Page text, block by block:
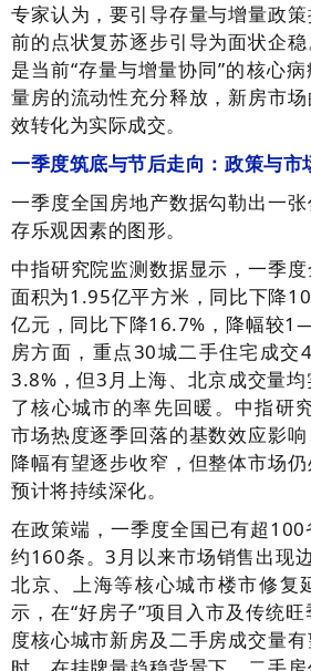
专家认为，要引导存量与增量政
前的点状复苏逐步引导为面状企
是当前“存量与增量协同”的核心
量房的流动性充分释放，新房市
效转化为实际成交。
一季度筑底与节后走向：政策与市
一季度全国房地产数据勾勒出一
存乐观因素的图形。
中指研究院监测数据显示，一季
面积为1.95亿平方米，同比下降
亿元，同比下降16.7%，降幅较
房方面，重点30城二手住宅成交
3.8%，但3月上海、北京成交量
了核心城市的率先回暖。中指研
市场热度逐季回落的基数效应影
降幅有望逐步收窄，但整体市场
预计将持续深化。
在政策端，一季度全国已有超
约160条。3月以来市场销售出现
北京、上海等核心城市楼市修复
示，在“好房子”项目入市及传统
度核心城市新房及二手房成交量